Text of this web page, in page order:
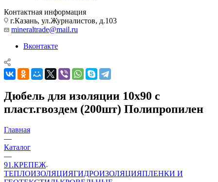
Контактная информация
г.Казань, ул.Журналистов, д.103
mineraltrade@mail.ru
Вконтакте
Дюбель для изоляции 10х90 с
пласт.гвоздем (200шт) Полипропилен
Главная
—
Каталог
—
91.КРЕПЕЖ
ТЕПЛОИЗОЛЯЦИЯГИДРОИЗОЛЯЦИЯПЛЕНКИ И